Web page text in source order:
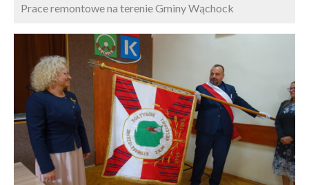
Prace remontowe na terenie Gminy Wąchock